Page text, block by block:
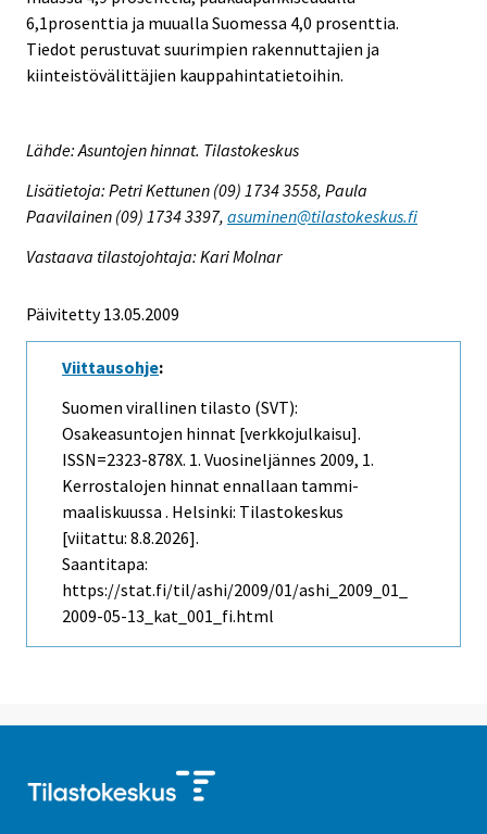
6,1prosenttia ja muualla Suomessa 4,0 prosenttia.
Tiedot perustuvat suurimpien rakennuttajien ja
kiinteistövälittäjien kauppahintatietoihin.
Lähde: Asuntojen hinnat. Tilastokeskus
Lisätietoja: Petri Kettunen (09) 1734 3558, Paula
Paavilainen (09) 1734 3397, asuminen@tilastokeskus.fi
Vastaava tilastojohtaja: Kari Molnar
Päivitetty 13.05.2009
Viittausohje:
Suomen virallinen tilasto (SVT):
Osakeasuntojen hinnat [verkkojulkaisu].
ISSN=2323-878X. 1. Vuosineljännes 2009, 1.
Kerrostalojen hinnat ennallaan tammi-
maaliskuussa . Helsinki: Tilastokeskus
[viitattu: 8.8.2026].
Saantitapa:
https://stat.fi/til/ashi/2009/01/ashi_2009_01_
2009-05-13_kat_001_fi.html